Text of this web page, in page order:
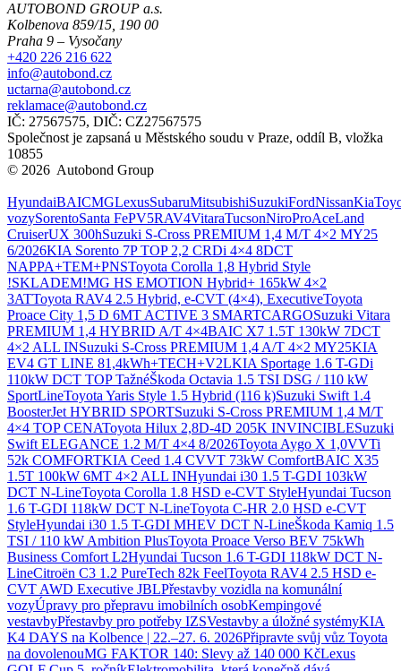
AUTOBOND GROUP a.s.
Kolbenova 859/15, 190 00
Praha 9 – Vysočany
+420 226 216 622
info@autobond.cz
uctarna@autobond.cz
reklamace@autobond.cz
IČ: 27567575, DIČ: CZ27567575
Společnost je zapsaná u Městského soudu v Praze, oddíl B, vložka
10855
© 2026 Autobond Group
HyundaiBAICMGLexusSubaruMitsubishiSuzukiFordNissanKia
vozySorentoSanta FePV5RAV4VitaraTucsonNiroProAceLand
CruiserUX 300hSuzuki S-Cross PREMIUM 1,4 M/T 4×2 MY25
6/2026KIA Sorento 7P TOP 2,2 CRDi 4×4 8DCT
NAPPA+TEM+PNSToyota Corolla 1,8 Hybrid Style
!SKLADEM!MG HS EMOTION Hybrid+ 165kW 4×2
3ATToyota RAV4 2.5 Hybrid, e-CVT (4×4), ExecutiveToyota
Proace City 1,5 D 6MT ACTIVE 3 SMARTCARGOSuzuki Vitara
PREMIUM 1,4 HYBRID A/T 4×4BAIC X7 1.5T 130kW 7DCT
4×2 ALL INSuzuki S-Cross PREMIUM 1,4 A/T 4×2 MY25KIA
EV4 GT LINE 81,4kWh+TECH+V2LKIA Sportage 1.6 T-GDi
110kW DCT TOP TažnéŠkoda Octavia 1.5 TSI DSG / 110 kW
SportLineToyota Yaris Style 1.5 Hybrid (116 k)Suzuki Swift 1.4
BoosterJet HYBRID SPORTSuzuki S-Cross PREMIUM 1,4 M/T
4×4 TOP CENAToyota Hilux 2,8D-4D 205K INVINCIBLESuzuki
Swift ELEGANCE 1.2 M/T 4×4 8/2026Toyota Aygo X 1,0VVTi
52k COMFORTKIA Ceed 1.4 CVVT 73kW ComfortBAIC X35
1.5T 100kW 6MT 4×2 ALL INHyundai i30 1.5 T-GDI 103kW
DCT N-LineToyota Corolla 1.8 HSD e-CVT StyleHyundai Tucson
1.6 T-GDI 118kW DCT N-LineToyota C-HR 2.0 HSD e-CVT
StyleHyundai i30 1.5 T-GDI MHEV DCT N-LineŠkoda Kamiq 1.5
TSI / 110 kW Ambition PlusToyota Proace Verso BEV 75kWh
Business Comfort L2Hyundai Tucson 1.6 T-GDI 118kW DCT N-
LineCitroën C3 1.2 PureTech 82k FeelToyota RAV4 2.5 HSD e-
CVT AWD Executive JBLPřestavby vozidla na komunální
vozyÚpravy pro přepravu imobilních osobKempingové
vestavbyPřestavby pro potřeby IZSVestavby a úložné systémyKIA
K4 DAYS na Kolbence | 22.–27. 6. 2026Připravte svůj vůz Toyota
na dovolenouMG FAKTOR 140: Slevy až 140 000 KčLexus